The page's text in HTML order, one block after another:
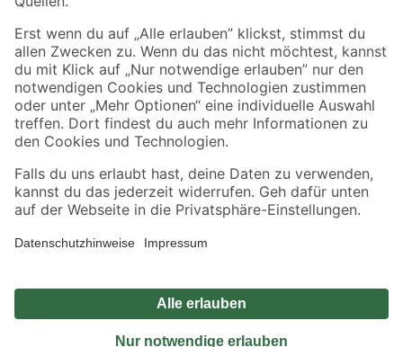
Sicher einkaufen
Jetzt die toom-App herunterladen
Alle Preisangaben in EUR inkl. gesetzl. MwSt.. Die dargestellten Angebote sind unter
Umständen nicht in allen Märkten verfügbar. Die angegebenen Verfügbarkeiten beziehen
Produkte nur solange der Vorrat reicht.
*Paketversand ab 59 € versandkostenfrei, gilt nicht für Artikel mit Speditionsversand, hier
Privatsphäre Impressum
Nutzungsbedingungen
Widerrufsrecht
Vertrag widerrufen